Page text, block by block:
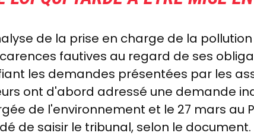
de la prise en charge de la
fautives au regard de ses
les demandes présentées par les
ont d'abord adressé une demande
de l'environnement et le 27 mars au
de saisir le tribunal, selon le document.